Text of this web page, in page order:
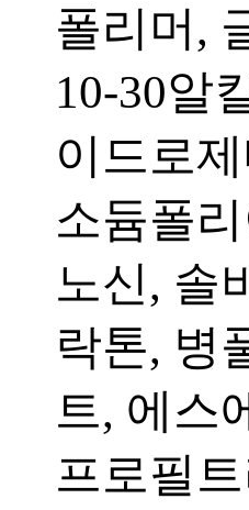
폴리머,
10-30알
이드로
소듐폴
노신, 솔
락톤, 병
트, 에스
프로필